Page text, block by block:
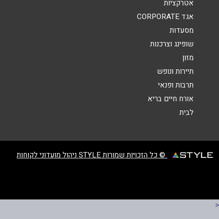
הודעה
אטרקציות
אגד CORPORATE
מסעדות
שופינג וצרכנות
מזון
תיירות ונופש
תרבות ופנאי
אורח חיים בריא
לבית
© כל הזכויות שמורות STYLE ניהול מועדוני לקוחות
<